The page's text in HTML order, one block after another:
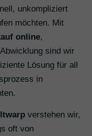
unkompliziert
möchten. Mit
online,
sind wir
Lösung für all
in
verstehen wir,
oft von